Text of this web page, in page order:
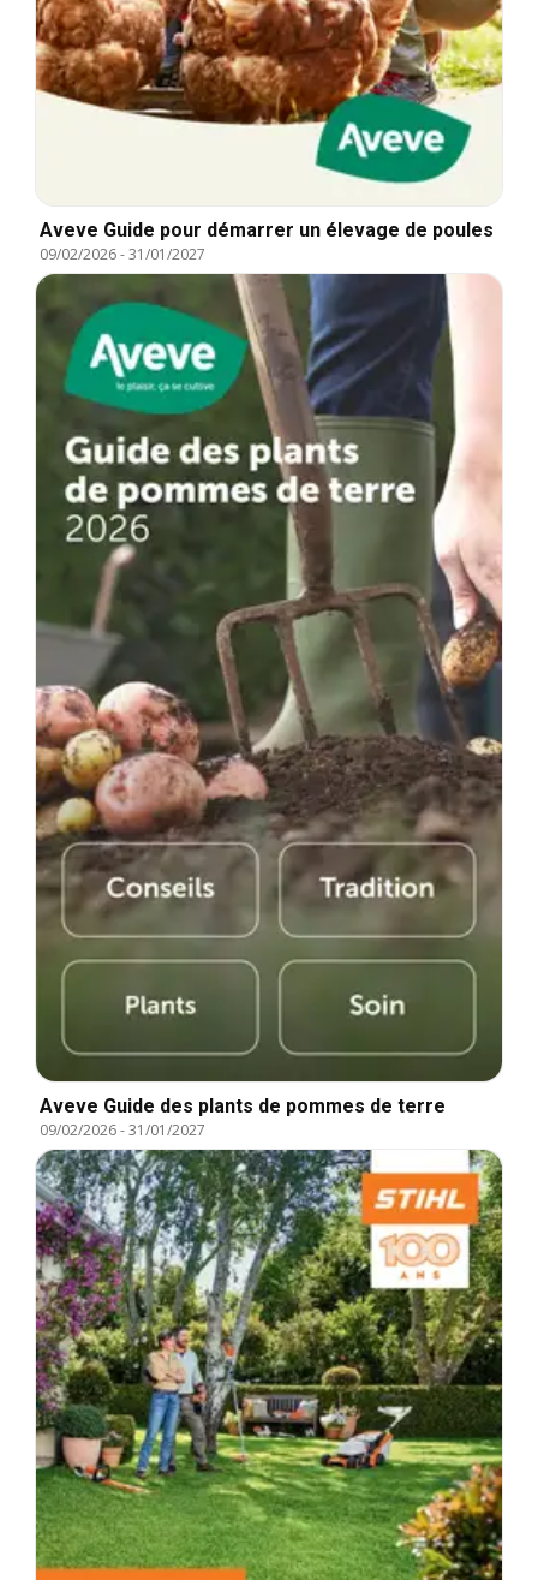
Aveve Guide pour démarrer un élevage de poules
09/02/2026-31/01/2027
Aveve Guide des plants de pommes de terre
09/02/2026-31/01/2027